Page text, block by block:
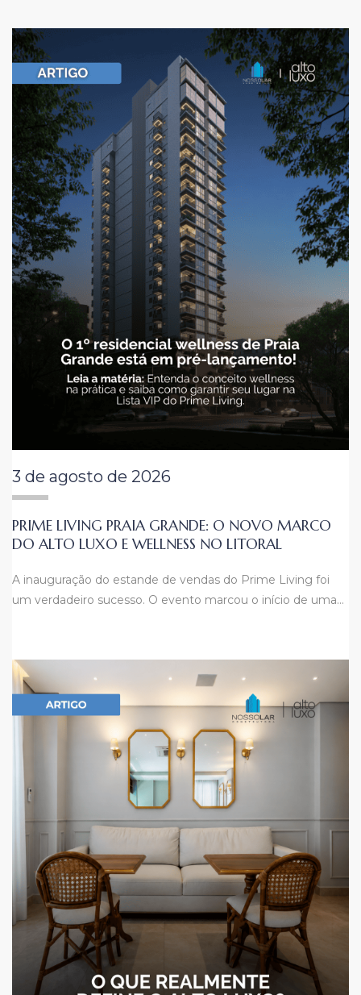
3 de agosto de 2026
PRIME LIVING PRAIA GRANDE: O NOVO MARCO
DO ALTO LUXO E WELLNESS NO LITORAL
A inauguração do estande de vendas do Prime Living foi
um verdadeiro sucesso. O evento marcou o início de uma…